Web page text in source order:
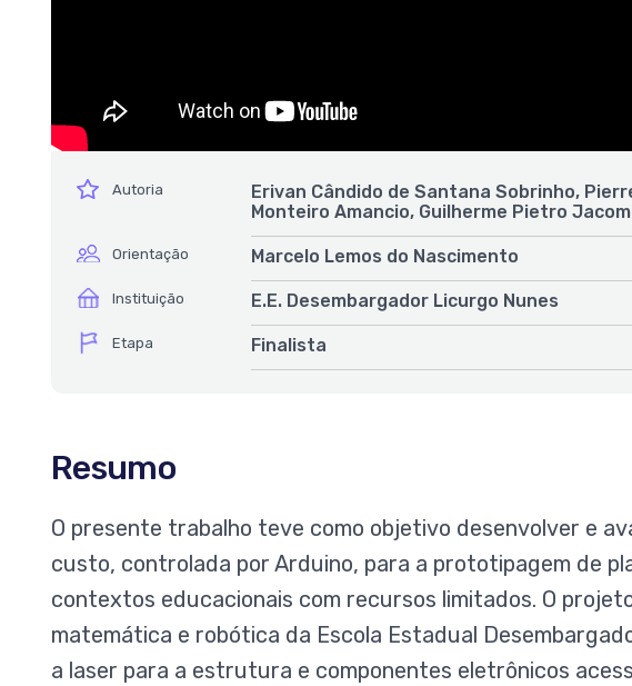
íconeAutoria
Erivan Cândido de Santana Sobrinho,
Monteiro Amancio, Guilherme Pietro
íconeOrientação
Marcelo Lemos do Nascimento
íconeInstituição
E.E. Desembargador Licurgo Nunes
íconeEtapa Finalista
Resumo
O presente trabalho teve como objetivo desenvolver e
custo, controlada por Arduino, para a prototipagem de
contextos educacionais com recursos limitados. O
matemática e robótica da Escola Estadual
a laser para a estrutura e componentes eletrônicos